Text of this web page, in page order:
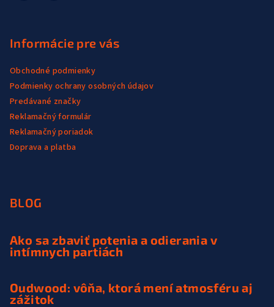
Informácie pre vás
Obchodné podmienky
Podmienky ochrany osobných údajov
Predávané značky
Reklamačný formulár
Reklamačný poriadok
Doprava a platba
BLOG
Ako sa zbaviť potenia a odierania v
intímnych partiách
Oudwood: vôňa, ktorá mení atmosféru aj
zážitok